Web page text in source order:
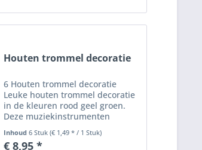
Houten trommel decoratie
6 Houten trommel decoratie
Leuke houten trommel decoratie
in de kleuren rood geel groen.
Deze muziekinstrumenten
Cuba , Mexico en Carnaval .
Inhoud6 Stuk(€ 1,49 * / 1 Stuk)
€ 8,95 *